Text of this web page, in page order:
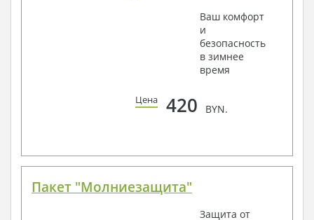
Ваш комфорт
и
безопасность
в зимнее
время
Цена 420 BYN.
Пакет "Молниезащита"
Защита от